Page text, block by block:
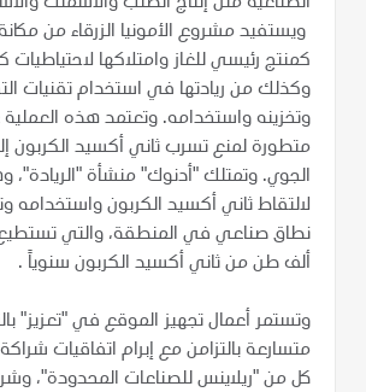
الصناعية مثل إنتاج الصلب والأسمنت
ويستفيد مشروع الأمونيا الزرقاء من
كمنتج رئيسي للغاز وامتلاكها لاحتياطيات
وكذلك من ريادتها في استخدام تقنيات
وتخزينه واستخدامه. وتعتمد هذه
متطورة لمنع تسرب ثاني أكسيد الكربون
الجوي. وتمتلك "أدنوك" منشأة
لالتقاط ثاني أكسيد الكربون واستخدامه
ألف طن من ثاني أكسيد الكربون سنوياً .
وتستمر أعمال تجهيز الموقع في "تعزيز"
متسارعة بالتزامن مع إبرام اتفاقيات
كل من "ريلاينس للصناعات المحدودة"،